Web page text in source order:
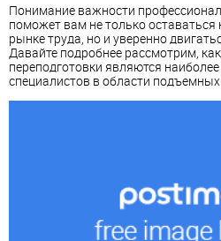
Понимание важности
поможет вам не только
рынке труда, но и уверенно
Давайте подробнее рассмотрим,
переподготовки являются
специалистов в области